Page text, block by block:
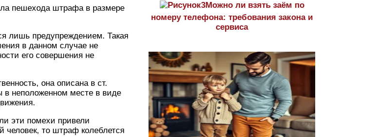
пешехода штрафа в размере
лишь предупреждением. Такая
в данном случае не
его совершения не
она описана в ст.
в неположенном месте в виде
эти помехи привели
человек, то штраф колеблется
Можно ли взять заём по
номеру телефона: требования закона и
сервиса